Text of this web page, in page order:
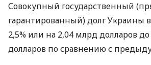
Совокупный государственный
гарантированный) долг Украины
2,5% или на 2,04 млрд долларов
долларов по сравнению с